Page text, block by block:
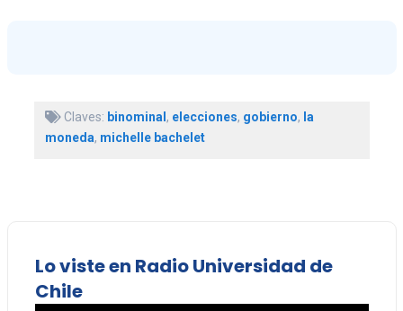
Claves: binominal, elecciones, gobierno, la
moneda, michelle bachelet
Lo viste en Radio Universidad de
Chile